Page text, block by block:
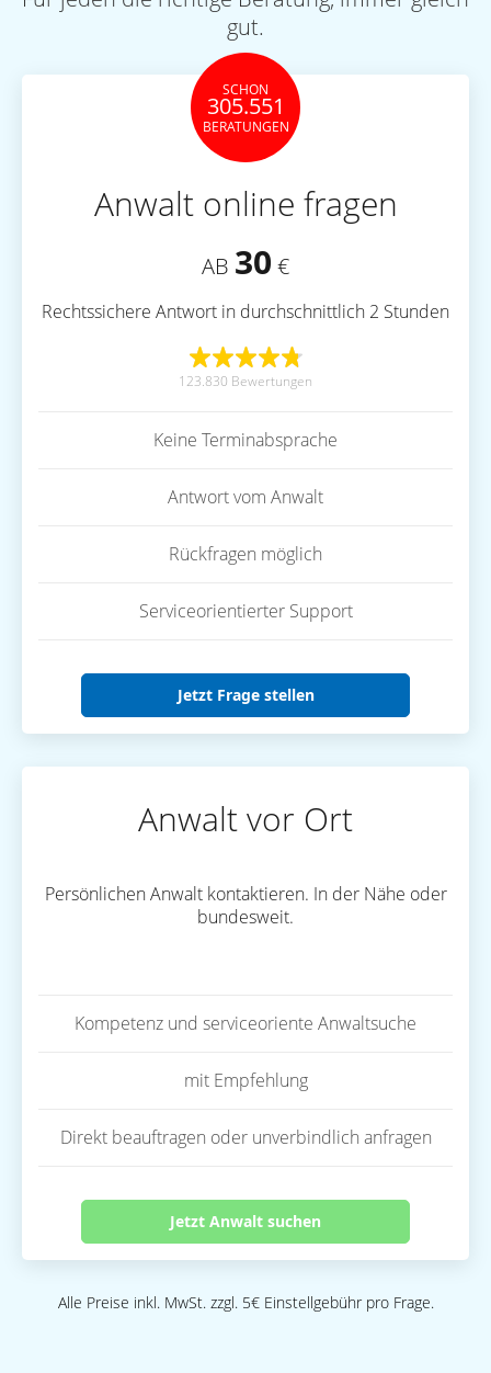
gut.
SCHON
305.551
BERATUNGEN
Anwalt online fragen
AB 30 €
Rechtssichere Antwort in durchschnittlich 2 Stunden
123.830 Bewertungen
Keine Terminabsprache
Antwort vom Anwalt
Rückfragen möglich
Serviceorientierter Support
Jetzt Frage stellen
Anwalt vor Ort
Persönlichen Anwalt kontaktieren. In der Nähe oder
bundesweit.
Kompetenz und serviceoriente Anwaltsuche
mit Empfehlung
Direkt beauftragen oder unverbindlich anfragen
Jetzt Anwalt suchen
Alle Preise inkl. MwSt. zzgl. 5€ Einstellgebühr pro Frage.